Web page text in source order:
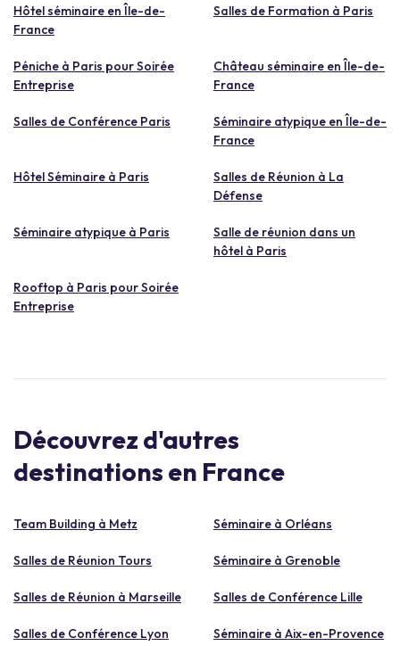
Hôtel séminaire en Île-de-
France
Salles de Formation à Paris
Péniche à Paris pour Soirée
Entreprise
Château séminaire en Île-de-
France
Salles de Conférence Paris
Séminaire atypique en Île-de-
France
Hôtel Séminaire à Paris
Salles de Réunion à La
Défense
Séminaire atypique à Paris
Salle de réunion dans un
hôtel à Paris
Rooftop à Paris pour Soirée
Entreprise
Découvrez d'autres
destinations en France
Team Building à Metz Séminaire à Orléans
Salles de Réunion Tours Séminaire à Grenoble
Salles de Réunion à Marseille Salles de Conférence Lille
Salles de Conférence Lyon Séminaire à Aix-en-Provence